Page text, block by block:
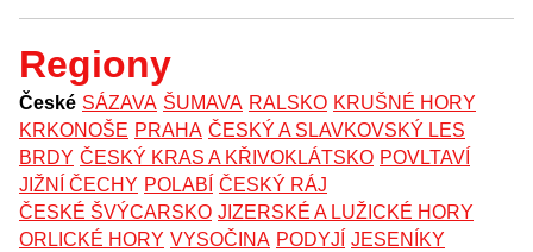
Regiony
České SÁZAVA ŠUMAVA RALSKO KRUŠNÉ HORY
KRKONOŠE PRAHA ČESKÝ A SLAVKOVSKÝ LES
BRDY ČESKÝ KRAS A KŘIVOKLÁTSKO POVLTAVÍ
JIŽNÍ ČECHY POLABÍ ČESKÝ RÁJ
ČESKÉ ŠVÝCARSKO JIZERSKÉ A LUŽICKÉ HORY
ORLICKÉ HORY VYSOČINA PODYJÍ JESENÍKY